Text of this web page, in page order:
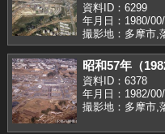
資料ID：6299
年月日：1980/
撮影地：多摩市,
昭和57年（
資料ID：6378
年月日：1982/
撮影地：多摩市,